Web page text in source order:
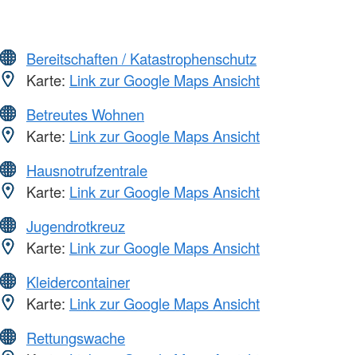
Bereitschaften / Katastrophenschutz
Karte: Link zur Google Maps Ansicht
Betreutes Wohnen
Karte: Link zur Google Maps Ansicht
Hausnotrufzentrale
Karte: Link zur Google Maps Ansicht
Jugendrotkreuz
Karte: Link zur Google Maps Ansicht
Kleidercontainer
Karte: Link zur Google Maps Ansicht
Rettungswache